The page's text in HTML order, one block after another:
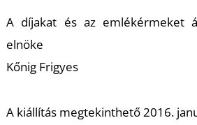
A díjakat és az emlékérmeket
elnöke
Kőnig Frigyes
A kiállítás megtekinthető 2016.